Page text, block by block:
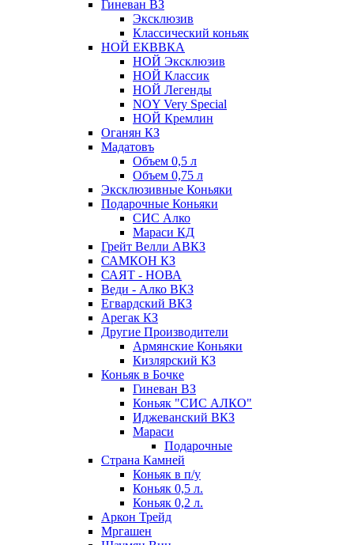
Гиневан ВЗ
Эксклюзив
Классический коньяк
НОЙ ЕКВВКА
НОЙ Эксклюзив
НОЙ Классик
НОЙ Легенды
NOY Very Speсial
НОЙ Кремлин
Оганян КЗ
Мадатовъ
Объем 0,5 л
Объем 0,75 л
Эксклюзивные Коньяки
Подарочные Коньяки
СИС Алко
Мараси КД
Грейт Велли АВКЗ
САМКОН КЗ
САЯТ - НОВА
Веди - Алко ВКЗ
Егвардский ВКЗ
Арегак КЗ
Другие Производители
Армянские Коньяки
Кизлярский КЗ
Коньяк в Бочке
Гиневан ВЗ
Коньяк "СИС АЛКО"
Иджеванский ВКЗ
Мараси
Подарочные
Страна Камней
Коньяк в п/у
Коньяк 0,5 л.
Коньяк 0,2 л.
Аркон Трейд
Мргашен